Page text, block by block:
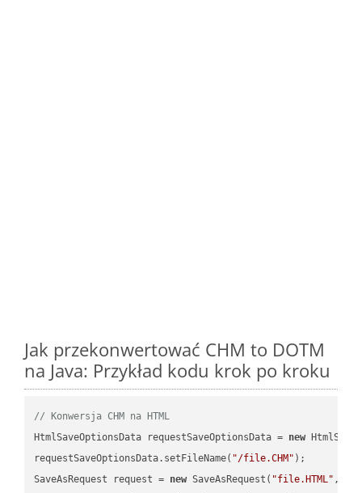
Jak przekonwertować CHM to DOTM
na Java: Przykład kodu krok po kroku
// Konwersja CHM na HTML
HtmlSaveOptionsData requestSaveOptionsData = new
requestSaveOptionsData.setFileName( "/file.CHM" );
SaveAsRequest request = new SaveAsRequest( "file.HTML"